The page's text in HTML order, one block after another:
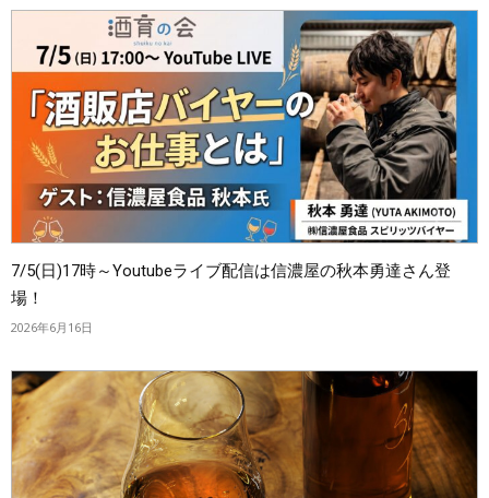
7/5(日)17時～Youtubeライブ配信は信濃屋の秋本勇達さん登
場！
2026年6月16日